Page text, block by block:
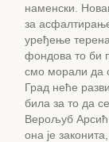
наменски.
за
уређење
фондова то би
смо морали да
Град неће
била за то да
Верољуб Арсић
она је